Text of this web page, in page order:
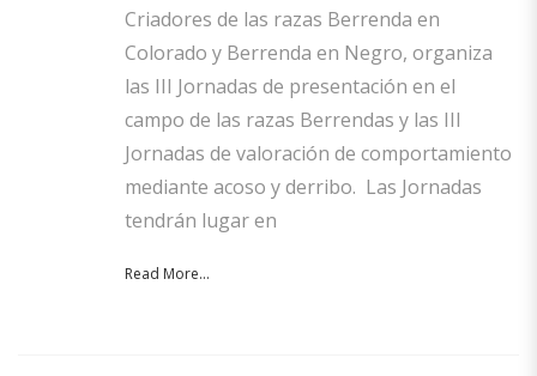
Criadores de las razas Berrenda en
Colorado y Berrenda en Negro, organiza
las III Jornadas de presentación en el
campo de las razas Berrendas y las III
Jornadas de valoración de comportamiento
mediante acoso y derribo. Las Jornadas
tendrán lugar en
Read More...